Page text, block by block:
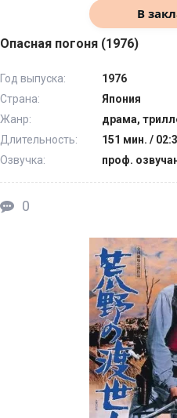
В
Опасная погоня (1976)
Год выпуска:
1976
Страна:
Япония
Жанр:
драма,
Длительность:
151 мин. /
Озвучка:
проф.
0